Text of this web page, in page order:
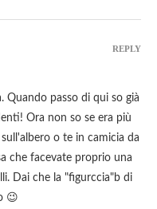
Quando passo di qui so già
Ora non so se era più
o te in camicia da
che facevate proprio una
Dai che la "figurccia"b di
😉
REPLY